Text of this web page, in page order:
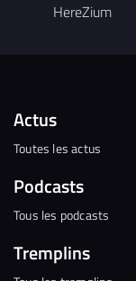
HereZium
Actus
Toutes les actus
Podcasts
Tous les podcasts
Tremplins